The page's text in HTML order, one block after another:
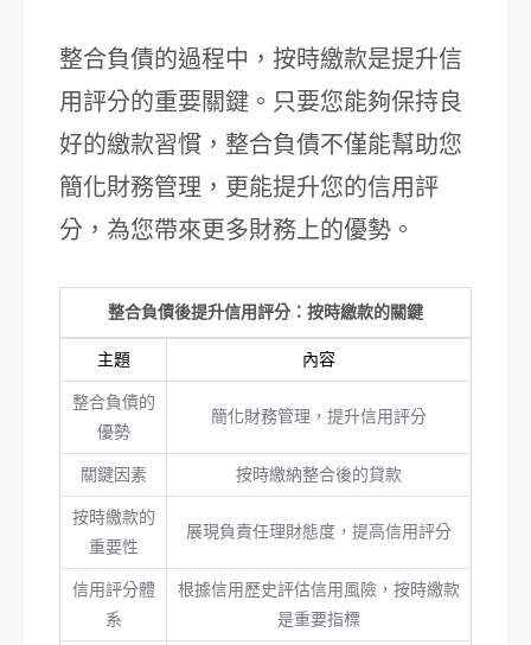
整合負債的過程中，按時繳款是提升信
用評分的重要關鍵。只要您能夠保持良
好的繳款習慣，整合負債不僅能幫助您
簡化財務管理，更能提升您的信用評
分，為您帶來更多財務上的優勢。
整合負債後提升信用評分：按時繳款的關鍵
主題 內容
整合負債的
優勢
簡化財務管理，提升信用評分
關鍵因素 按時繳納整合後的貸款
按時繳款的
重要性
展現負責任理財態度，提高信用評分
信用評分體
系
根據信用歷史評估信用風險，按時繳款
是重要指標